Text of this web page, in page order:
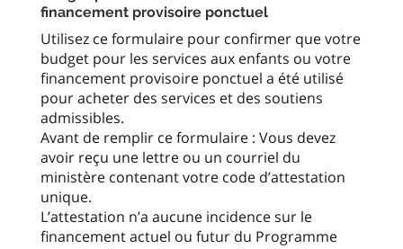
financement provisoire ponctuel
Utilisez ce formulaire pour confirmer que votre
budget pour les services aux enfants ou votre
financement provisoire ponctuel a été utilisé
pour acheter des services et des soutiens
admissibles.
Avant de remplir ce formulaire : Vous devez
avoir reçu une lettre ou un courriel du
ministère contenant votre code d’attestation
unique.
L’attestation n’a aucune incidence sur le
financement actuel ou futur du Programme